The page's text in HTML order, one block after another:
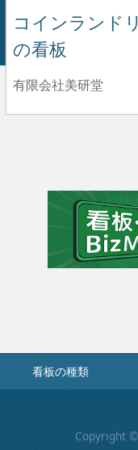
コインランド
の看板
有限会社美研堂
看板の種類
Copyright